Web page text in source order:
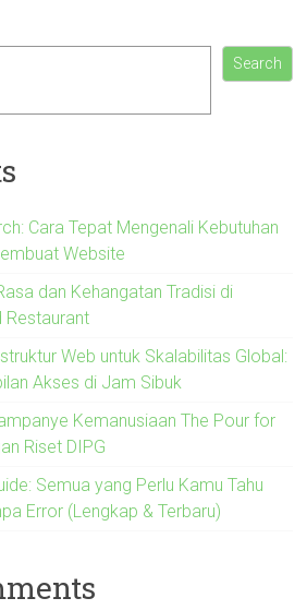
Search
Cara Tepat Mengenali Kebutuhan
Website
dan Kehangatan Tradisi di
Restaurant
Web untuk Skalabilitas Global:
Akses di Jam Sibuk
Kemanusiaan The Pour for
Riset DIPG
Semua yang Perlu Kamu Tahu
Error (Lengkap & Terbaru)